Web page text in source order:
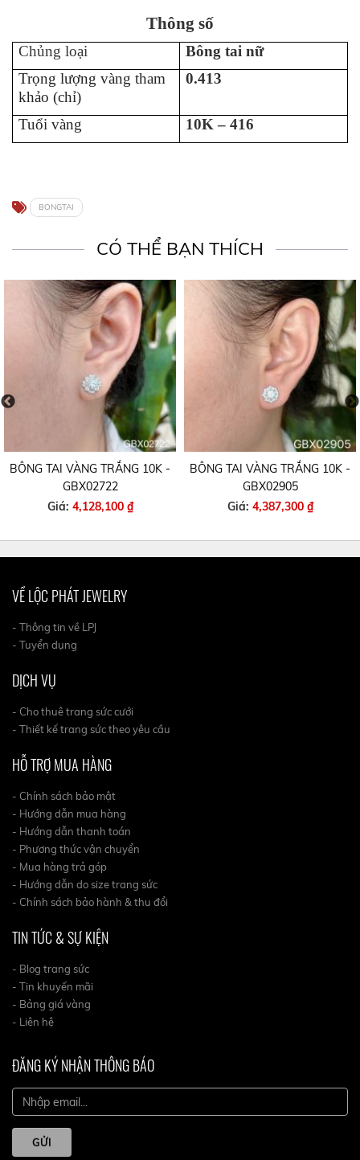
Thông số
Chủng loại Bông tai nữ
Trọng lượng vàng tham
khảo (chỉ)
0.413
Tuổi vàng 10K – 416
BONGTAI
CÓ THỂ BẠN THÍCH
BÔNG TAI VÀNG TRẮNG 10K -
GBX02905
Giá:4,387,300 ₫
BÔNG TAI VÀNG TRẮNG 10K -
GBX01279
Giá:3,156,100 ₫
VỀ LỘC PHÁT JEWELRY
- Thông tin về LPJ
- Tuyển dụng
DỊCH VỤ
- Cho thuê trang sức cưới
- Thiết kế trang sức theo yêu cầu
HỖ TRỢ MUA HÀNG
- Chính sách bảo mật
- Hướng dẫn mua hàng
- Hướng dẫn thanh toán
- Phương thức vận chuyển
- Mua hàng trả góp
- Hướng dẫn do size trang sức
- Chính sách bảo hành & thu đổi
TIN TỨC & SỰ KIỆN
- Blog trang sức
- Tin khuyến mãi
- Bảng giá vàng
- Liên hệ
ĐĂNG KÝ NHẬN THÔNG BÁO
GỬI